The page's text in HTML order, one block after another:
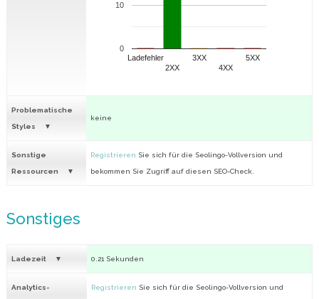
Ladefehler
2XX
3XX
4XX
5XX
0
10
Problematische
Styles
keine
Sonstige
Ressourcen
Registrieren Sie sich für die Seolingo-Vollversion und
bekommen Sie Zugriff auf diesen SEO-Check.
Sonstiges
Ladezeit 0.21 Sekunden
Analytics- Registrieren Sie sich für die Seolingo-Vollversion und